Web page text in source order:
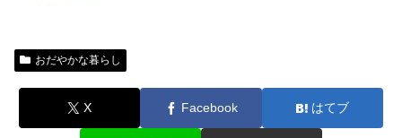
おだやかな暮らし
X Facebook はてブ